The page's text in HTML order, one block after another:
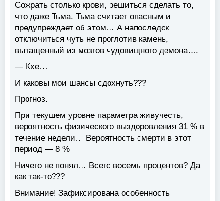
Сожрать столько крови, решиться сделать то,
что даже Тьма. Тьма считает опасным и
предупреждает об этом… А напоследок
отключиться чуть не проглотив камень,
вытащенный из мозгов чудовищного демона….
— Кхе…
И каковы мои шансы сдохнуть???
Прогноз.
При текущем уровне параметра живучесть,
вероятность физического выздоровления 31 % в
течение недели… Вероятность смерти в этот
период — 8 %
Ничего не понял… Всего восемь процентов? Да
как так-то???
Внимание! Зафиксирована особенность